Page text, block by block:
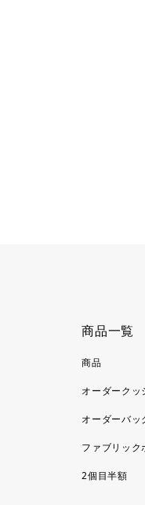
商品一覧
商品
オーダークッ
オーダーバッ
ファブリック
2個目半額